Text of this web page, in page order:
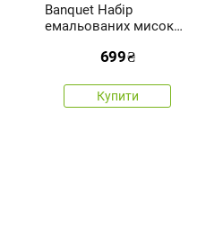
Banquet Набір
емальованих мисок
699₴
Купити